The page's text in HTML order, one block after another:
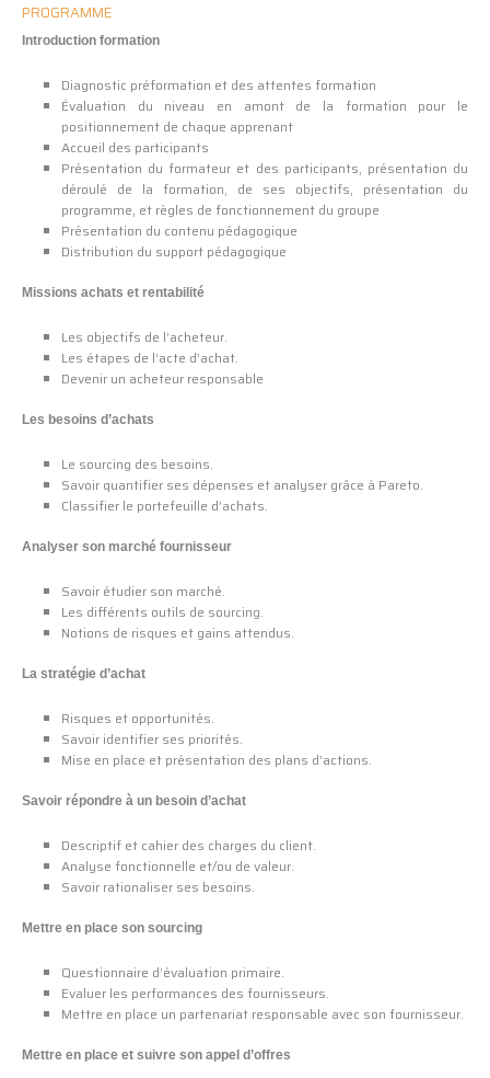
PROGRAMME
Introduction formation
Diagnostic préformation et des attentes formation
Évaluation du niveau en amont de la formation pour le
positionnement de chaque apprenant
Accueil des participants
Présentation du formateur et des participants, présentation du
déroulé de la formation, de ses objectifs, présentation du
programme, et règles de fonctionnement du groupe
Présentation du contenu pédagogique
Distribution du support pédagogique
Missions achats et rentabilité
Les objectifs de l’acheteur.
Les étapes de l’acte d’achat.
Devenir un acheteur responsable
Les besoins d’achats
Le sourcing des besoins.
Savoir quantifier ses dépenses et analyser grâce à Pareto.
Classifier le portefeuille d’achats.
Analyser son marché fournisseur
Savoir étudier son marché.
Les différents outils de sourcing.
Notions de risques et gains attendus.
La stratégie d’achat
Risques et opportunités.
Savoir identifier ses priorités.
Mise en place et présentation des plans d’actions.
Savoir répondre à un besoin d’achat
Descriptif et cahier des charges du client.
Analyse fonctionnelle et/ou de valeur.
Savoir rationaliser ses besoins.
Mettre en place son sourcing
Questionnaire d’évaluation primaire.
Evaluer les performances des fournisseurs.
Mettre en place un partenariat responsable avec son fournisseur.
Mettre en place et suivre son appel d’offres